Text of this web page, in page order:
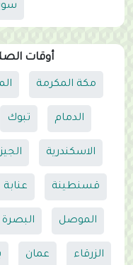
أوقات
مكة المكرمة
الدمام تبوك
الاسكندرية
قسنطينة عنابة
الموصل البصرة
الزرقاء عمان